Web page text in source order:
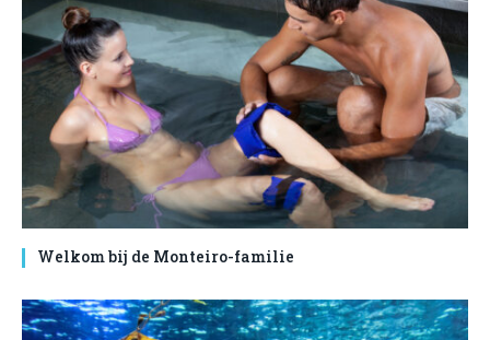
Welkom bij de Monteiro-familie